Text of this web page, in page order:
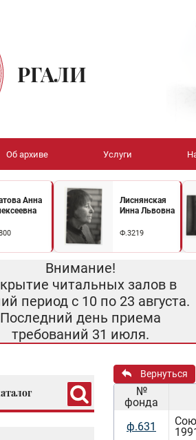
РГАЛИ
Об архиве Услуги
Анна
Лиснянская
Инна Львовна
Ф.3219
Внимание!
читальных залов в
период с 10 по 23 августа.
Последний день приема
требований 31 июля.
Вернуться
№
фонда
ф.631